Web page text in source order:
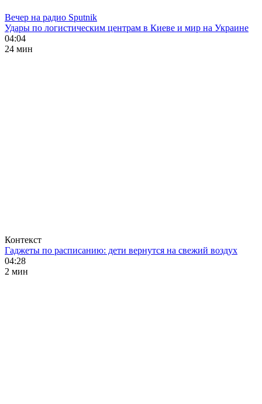
Вечер на радио Sputnik
Удары по логистическим центрам в Киеве и мир на Украине
04:04
24 мин
Контекст
Гаджеты по расписанию: дети вернутся на свежий воздух
04:28
2 мин